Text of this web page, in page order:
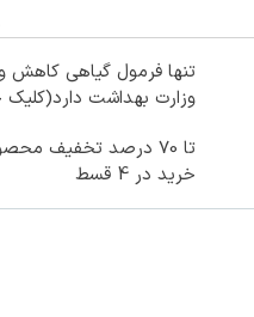
تنها فرمول گیاهی کاهش
وزارت بهداشت
تا 70 درصد تخفیف
خرید در 4 قسط